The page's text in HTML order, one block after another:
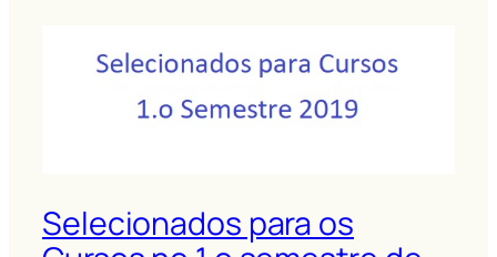
Selecionados para os